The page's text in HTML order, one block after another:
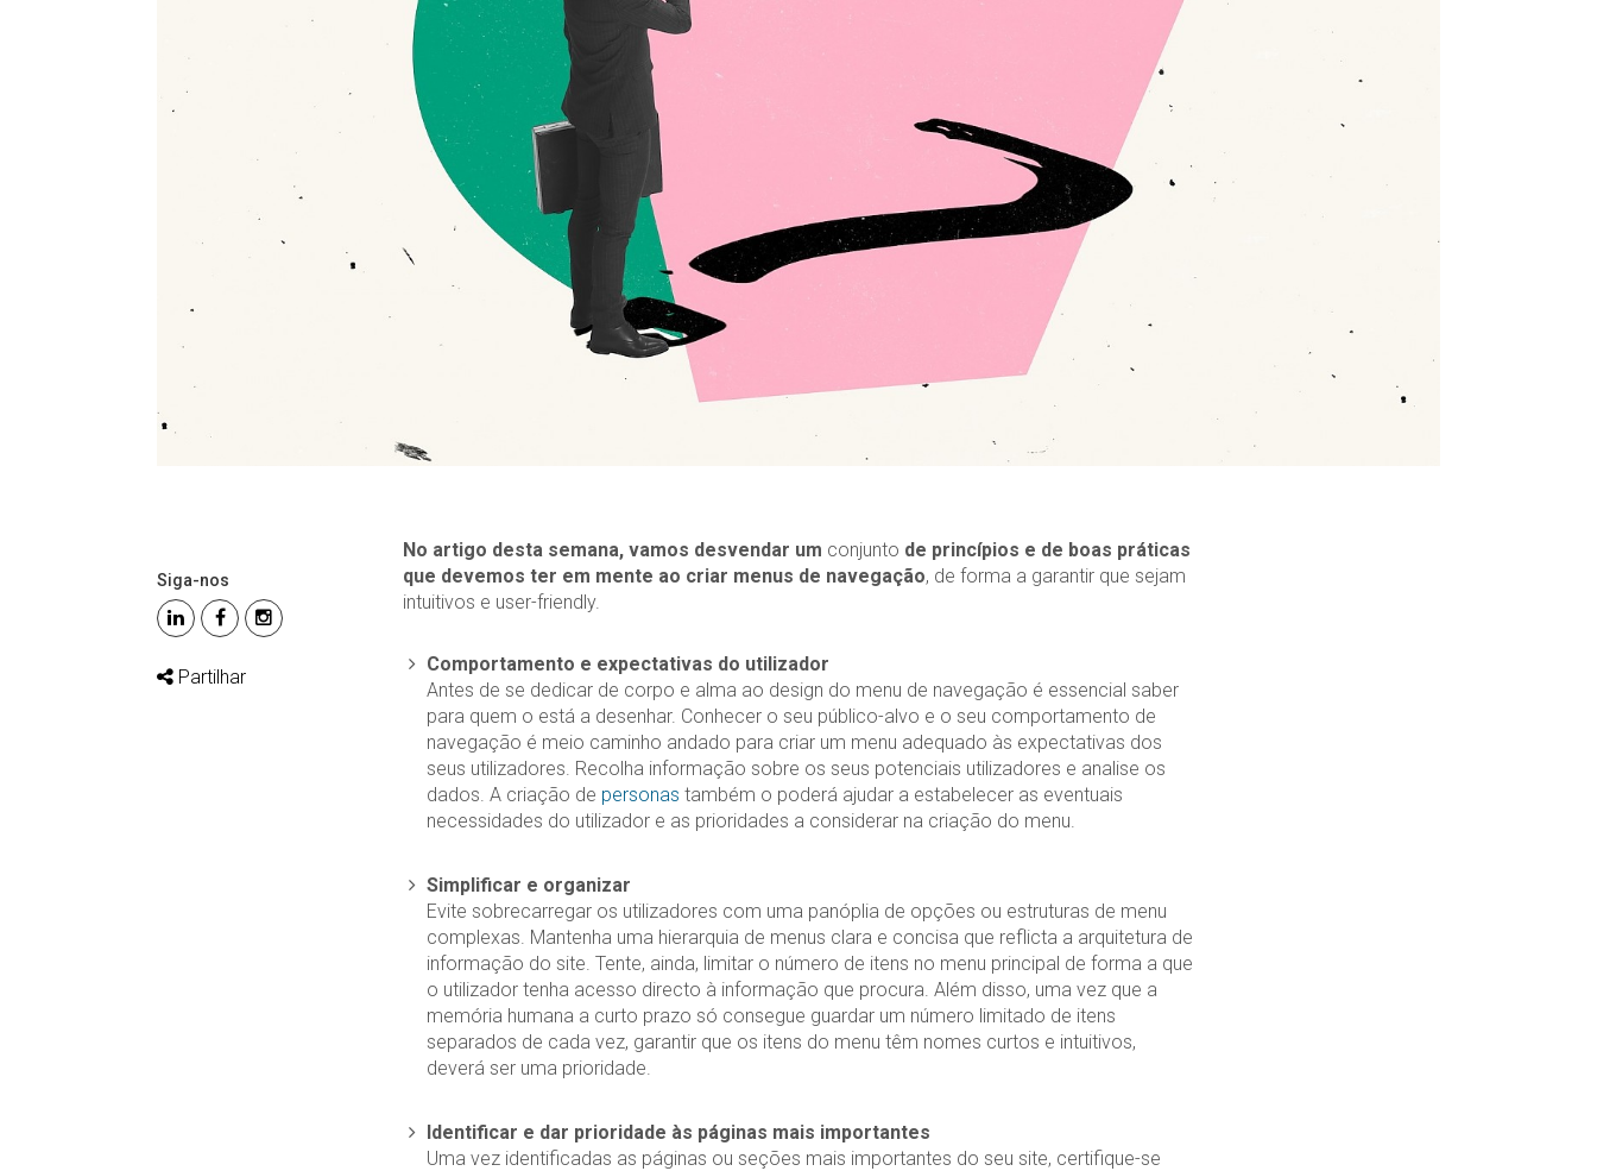
Siga-nos
Partilhar
No artigo desta semana, vamos desvendar um conjunto de princípios e de boas práticas
que devemos ter em mente ao criar menus de navegação, de forma a garantir que sejam
intuitivos e user-friendly.
Comportamento e expectativas do utilizador
Antes de se dedicar de corpo e alma ao design do menu de navegação é essencial saber
para quem o está a desenhar. Conhecer o seu público-alvo e o seu comportamento de
navegação é meio caminho andado para criar um menu adequado às expectativas dos
seus utilizadores. Recolha informação sobre os seus potenciais utilizadores e analise os
dados. A criação de personas também o poderá ajudar a estabelecer as eventuais
necessidades do utilizador e as prioridades a considerar na criação do menu.
Simplificar e organizar
Evite sobrecarregar os utilizadores com uma panóplia de opções ou estruturas de menu
complexas. Mantenha uma hierarquia de menus clara e concisa que reflicta a arquitetura de
informação do site. Tente, ainda, limitar o número de itens no menu principal de forma a que
o utilizador tenha acesso directo à informação que procura. Além disso, uma vez que a
memória humana a curto prazo só consegue guardar um número limitado de itens
separados de cada vez, garantir que os itens do menu têm nomes curtos e intuitivos,
deverá ser uma prioridade.
Identificar e dar prioridade às páginas mais importantes
Uma vez identificadas as páginas ou seções mais importantes do seu site, certifique-se